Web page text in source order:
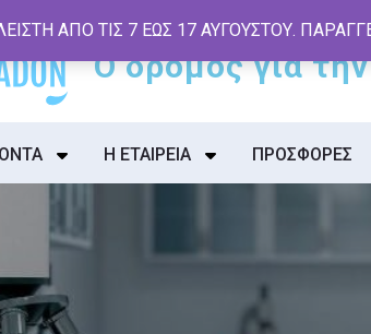
Η ΕΤΑΙΡΕΙΑ ΠΡΟΣΦΟΡΕΣ
ΑΠΟ ΤΙΣ 7 ΕΩΣ 17 ΑΥΓΟΥΣΤΟΥ.